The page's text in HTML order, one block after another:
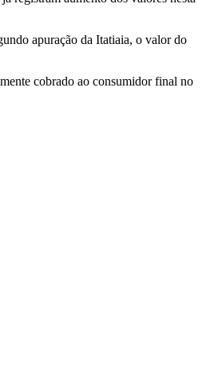
apuração da Itatiaia, o valor do
cobrado ao consumidor final no